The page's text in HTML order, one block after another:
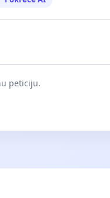
peticiju.